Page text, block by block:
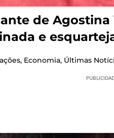
de Agostina
e
, Economia, Últimas